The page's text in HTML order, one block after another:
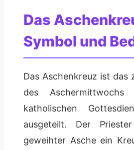
Das
Symbol und
Das Aschenkreuz ist das
des
katholischen
ausgeteilt. Der
geweihter Asche ein